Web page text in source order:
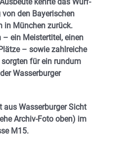
den Bayerischen
in München zurück.
– ein Meistertitel, einen
– sowie zahlreiche
für ein rundum
Wasserburger
aus Wasserburger Sicht
Archiv-Foto oben) im
M15.